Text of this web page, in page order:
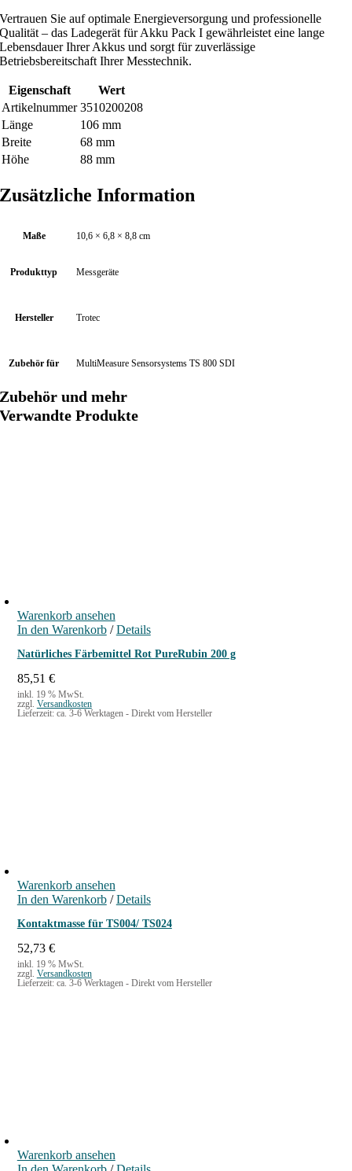
Vertrauen Sie auf optimale Energieversorgung und professionelle
Qualität – das Ladegerät für Akku Pack I gewährleistet eine lange
Lebensdauer Ihrer Akkus und sorgt für zuverlässige
Betriebsbereitschaft Ihrer Messtechnik.
Eigenschaft
Wert
Artikelnummer 3510200208
Länge
106 mm
Breite
68 mm
Höhe
88 mm
Zusätzliche Information
Maße 10,6 × 6,8 × 8,8 cm
Produkttyp Messgeräte
Hersteller Trotec
Zubehör für MultiMeasure Sensorsystems TS 800 SDI
Zubehör und mehr
Verwandte Produkte
Warenkorb ansehen
In den Warenkorb / Details
Natürliches Färbemittel Rot PureRubin 200 g
85,51 €
inkl. 19 % MwSt.
zzgl. Versandkosten
Lieferzeit: ca. 3-6 Werktagen - Direkt vom Hersteller
Warenkorb ansehen
In den Warenkorb / Details
Kontaktmasse für TS004/ TS024
52,73 €
inkl. 19 % MwSt.
zzgl. Versandkosten
Lieferzeit: ca. 3-6 Werktagen - Direkt vom Hersteller
Warenkorb ansehen